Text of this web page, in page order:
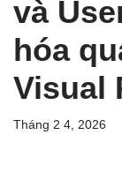
và
hóa
Visual
Tháng 2 4, 2026